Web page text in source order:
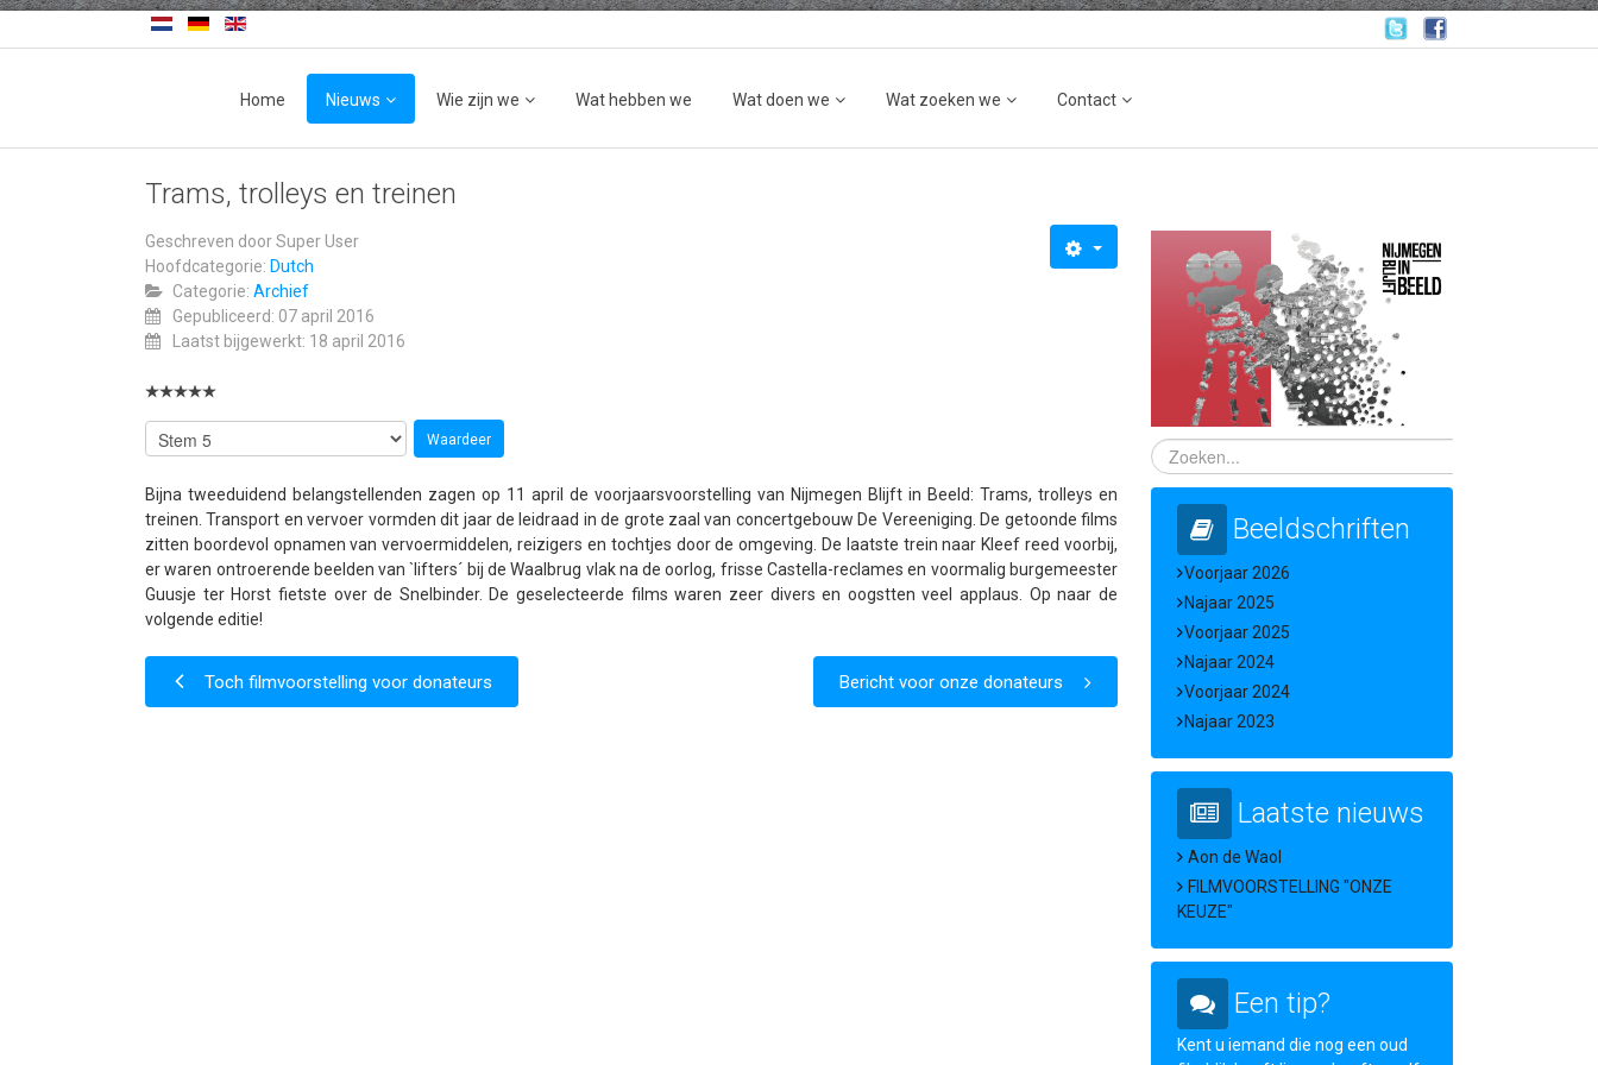
Home Nieuws Wie zijn we Wat hebben we Wat doen we Wat zoeken we Contact
Trams, trolleys en treinen
Geschreven doorSuper User
Hoofdcategorie: Dutch
Categorie: Archief
Gepubliceerd: 07 april 2016
Laatst bijgewerkt: 18 april 2016
Bijna tweeduidend belangstellenden zagen op 11 april de voorjaarsvoorstelling van Nijmegen Blijft in Beeld: Trams, trolleys en
treinen. Transport en vervoer vormden dit jaar de leidraad in de grote zaal van concertgebouw De Vereeniging. De getoonde films
zitten boordevol opnamen van vervoermiddelen, reizigers en tochtjes door de omgeving. De laatste trein naar Kleef reed voorbij,
er waren ontroerende beelden van `lifters´ bij de Waalbrug vlak na de oorlog, frisse Castella-reclames en voormalig burgemeester
Guusje ter Horst fietste over de Snelbinder. De geselecteerde films waren zeer divers en oogstten veel applaus. Op naar de
volgende editie!
Toch filmvoorstelling voor donateurs Bericht voor onze donateurs
Beeldschriften
Voorjaar 2026
Najaar 2025
Voorjaar 2025
Najaar 2024
Voorjaar 2024
Najaar 2023
Laatste nieuws
Aon de Waol
FILMVOORSTELLING "ONZE
KEUZE"
Een tip?
Kent u iemand die nog een oud